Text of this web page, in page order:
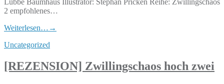
2 empfohlenes…
Weiterlesen… →
Uncategorized
[REZENSION] Zwillingschaos hoch zwei